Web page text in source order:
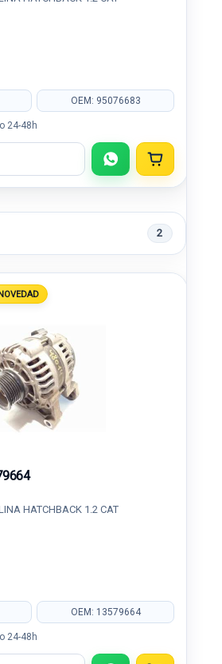
OEM: 95076683
24-48h
2
HATCHBACK 1.2 CAT
OEM: 13579664
24-48h